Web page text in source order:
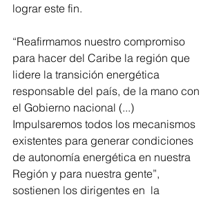
lograr este fin.
“Reafirmamos nuestro compromiso
para hacer del Caribe la región que
lidere la transición energética
responsable del país, de la mano con
el Gobierno nacional (...)
Impulsaremos todos los mecanismos
existentes para generar condiciones
de autonomía energética en nuestra
Región y para nuestra gente”,
sostienen los dirigentes en  la